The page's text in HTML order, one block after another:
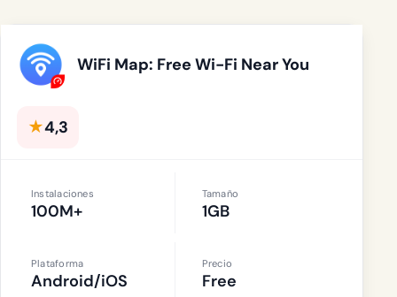
WiFi Map: Free Wi-Fi Near You
★4,3
Instalaciones
100M+
Tamaño
1GB
Plataforma
Android/iOS
Precio
Free